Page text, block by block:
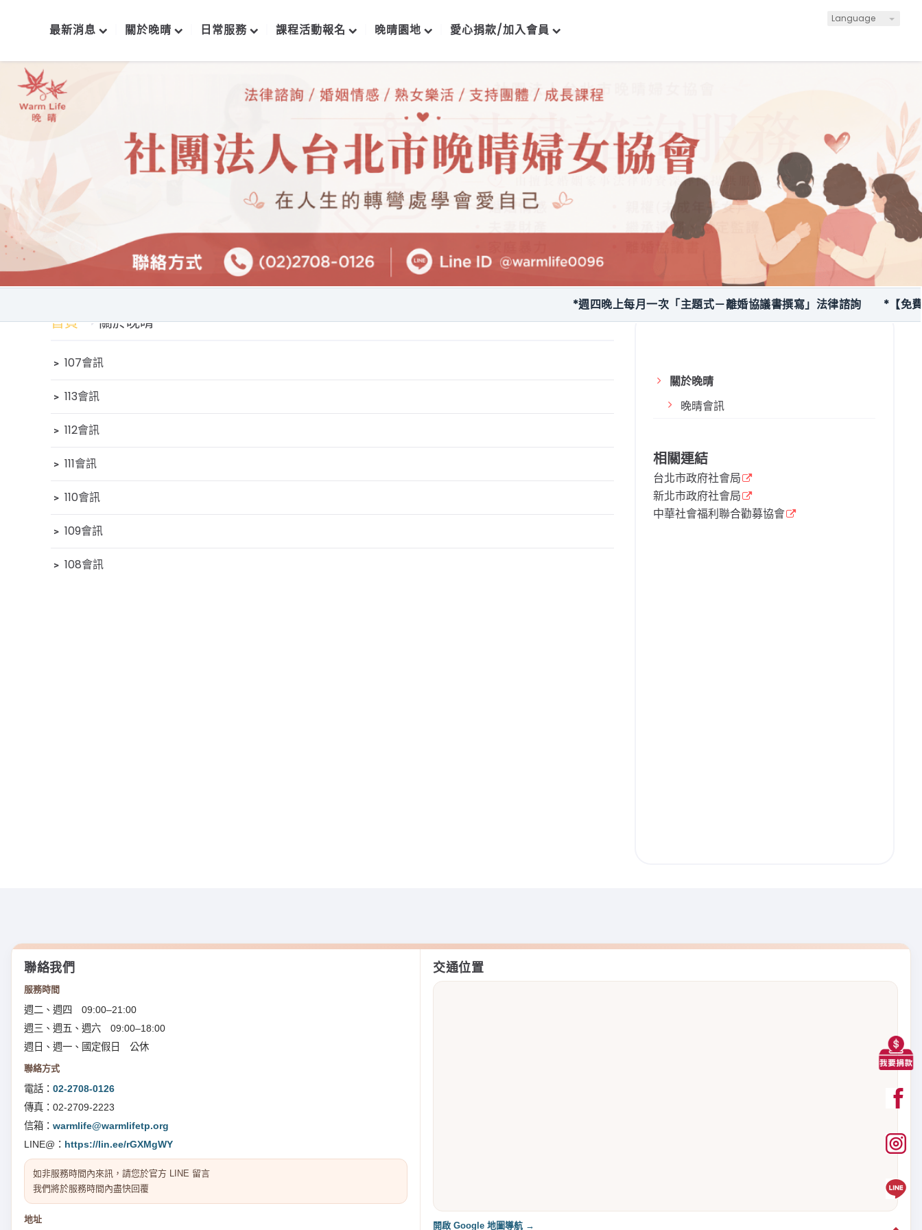
Language
最新消息 關於晚晴 日常服務 課程活動報名 晚晴園地 愛心捐款/加入會員
關於晚晴
晚晴會訊
相關連結
台北市政府社會局
新北市政府社會局
中華社會福利聯合勸募協會
*週四晚上每月一次「主題式－離婚協議書撰寫」法律諮詢 *【免費服務
首頁 關於晚晴
﹥ 107會訊
﹥ 113會訊
﹥ 112會訊
﹥ 111會訊
﹥ 110會訊
﹥ 109會訊
﹥ 108會訊
聯絡我們
服務時間
週二、週四 09:00–21:00
週三、週五、週六 09:00–18:00
週日、週一、國定假日 公休
聯絡方式
電話： 02-2708-0126
傳真：02-2709-2223
信箱： warmlife@warmlifetp.org
LINE@： https://lin.ee/rGXMgWY
如非服務時間內來訊，請您於官方 LINE 留言
我們將於服務時間內盡快回覆
地址
交通位置
開啟 Google 地圖導航 →